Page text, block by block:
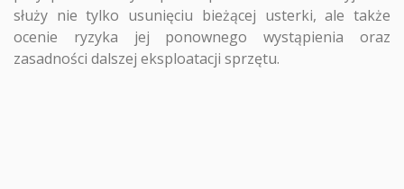
służy nie tylko usunięciu bieżącej usterki, ale także
ocenie ryzyka jej ponownego wystąpienia oraz
zasadności dalszej eksploatacji sprzętu.